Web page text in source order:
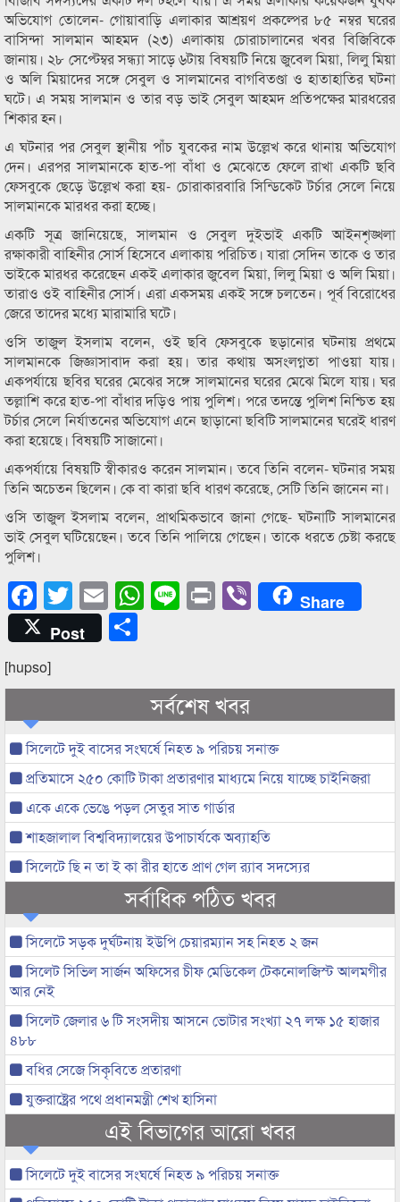
অভিযোগ তোলেন- গোয়াবাড়ি এলাকার আশ্রয়ণ প্রকল্পের ৮৫ নম্বর ঘরের
বাসিন্দা সালমান আহমদ (২৩) এলাকায় চোরাচালানের খবর বিজিবিকে
জানায়। ২৮ সেপ্টেম্বর সন্ধ্যা সাড়ে ৬টায় বিষয়টি নিয়ে জুবেল মিয়া, লিলু মিয়া
ও অলি মিয়াদের সঙ্গে সেবুল ও সালমানের বাগবিতণ্ডা ও হাতাহাতির ঘটনা
ঘটে। এ সময় সালমান ও তার বড় ভাই সেবুল আহমদ প্রতিপক্ষের মারধরের
শিকার হন।
এ ঘটনার পর সেবুল স্থানীয় পাঁচ যুবকের নাম উল্লেখ করে থানায় অভিযোগ
দেন। এরপর সালমানকে হাত-পা বাঁধা ও মেঝেতে ফেলে রাখা একটি ছবি
ফেসবুকে ছেড়ে উল্লেখ করা হয়- চোরাকারবারি সিন্ডিকেট টর্চার সেলে নিয়ে
সালমানকে মারধর করা হচ্ছে।
একটি সূত্র জানিয়েছে, সালমান ও সেবুল দুইভাই একটি আইনশৃঙ্খলা
রক্ষাকারী বাহিনীর সোর্স হিসেবে এলাকায় পরিচিত। যারা সেদিন তাকে ও তার
ভাইকে মারধর করেছেন একই এলাকার জুবেল মিয়া, লিলু মিয়া ও অলি মিয়া।
তারাও ওই বাহিনীর সোর্স। এরা একসময় একই সঙ্গে চলতেন। পূর্ব বিরোধের
জেরে তাদের মধ্যে মারামারি ঘটে।
ওসি তাজুল ইসলাম বলেন, ওই ছবি ফেসবুকে ছড়ানোর ঘটনায় প্রথমে
সালমানকে জিজ্ঞাসাবাদ করা হয়। তার কথায় অসংলগ্নতা পাওয়া যায়।
একপর্যায়ে ছবির ঘরের মেঝের সঙ্গে সালমানের ঘরের মেঝে মিলে যায়। ঘর
তল্লাশি করে হাত-পা বাঁধার দড়িও পায় পুলিশ। পরে তদন্তে পুলিশ নিশ্চিত হয়
টর্চার সেলে নির্যাতনের অভিযোগ এনে ছাড়ানো ছবিটি সালমানের ঘরেই ধারণ
করা হয়েছে। বিষয়টি সাজানো।
একপর্যায়ে বিষয়টি স্বীকারও করেন সালমান। তবে তিনি বলেন- ঘটনার সময়
তিনি অচেতন ছিলেন। কে বা কারা ছবি ধারণ করেছে, সেটি তিনি জানেন না।
ওসি তাজুল ইসলাম বলেন, প্রাথমিকভাবে জানা গেছে- ঘটনাটি সালমানের
ভাই সেবুল ঘটিয়েছেন। তবে তিনি পালিয়ে গেছেন। তাকে ধরতে চেষ্টা করছে
পুলিশ।
Facebook
Twitter
EmailWhatsApp
LinePrintViberShare
Post
[hupso]
সর্বশেষ খবর
সিলেটে দুই বাসের সংঘর্ষে নিহত ৯ পরিচয় সনাক্ত
প্রতিমাসে ২৫০ কোটি টাকা প্রতারণার মাধ্যমে নিয়ে যাচ্ছে চাইনিজরা
একে একে ভেঙে পড়ল সেতুর সাত গার্ডার
শাহজালাল বিশ্ববিদ্যালয়ের উপাচার্যকে অব্যাহতি
সিলেটে ছি ন তা ই কা রীর হাতে প্রাণ গেল র‌্যাব সদস্যের
সর্বাধিক পঠিত খবর
সিলেটে সড়ক দুর্ঘটনায় ইউপি চেয়ারম্যান সহ নিহত ২ জন
সিলেট সিভিল সার্জন অফিসের চীফ মেডিকেল টেকনোলজিস্ট আলমগীর
আর নেই
সিলেট জেলার ৬ টি সংসদীয় আসনে ভোটার সংখ্যা ২৭ লক্ষ ১৫ হাজার
৪৮৮
বধির সেজে সিকৃবিতে প্রতারণা
যুক্তরাষ্ট্রের পথে প্রধানমন্ত্রী শেখ হাসিনা
এই বিভাগের আরো খবর
সিলেটে দুই বাসের সংঘর্ষে নিহত ৯ পরিচয় সনাক্ত